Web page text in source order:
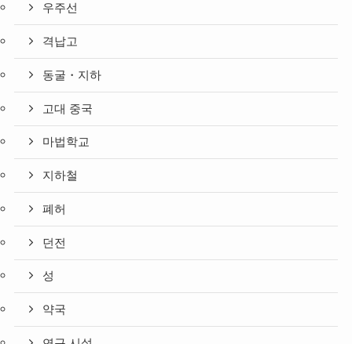
우주선
격납고
동굴・지하
고대 중국
마법학교
지하철
폐허
던전
성
약국